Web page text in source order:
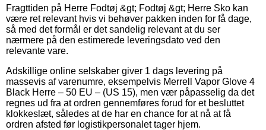
Fragttiden på Herre Fodtøj &gt; Fodtøj &gt; Herre Sko kan
være ret relevant hvis vi behøver pakken inden for få dage,
så med det formål er det sandelig relevant at du ser
nærmere på den estimerede leveringsdato ved den
relevante vare.
Adskillige online selskaber giver 1 dags levering på
massevis af varenumre, eksempelvis Merrell Vapor Glove 4
Black Herre – 50 EU – (US 15), men vær påpasselig da det
regnes ud fra at ordren gennemføres forud for et besluttet
klokkeslæt, således at de har en chance for at nå at få
ordren afsted før logistikpersonalet tager hjem.